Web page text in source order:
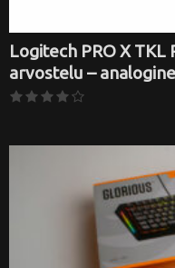
Logitech PRO X
arvostelu –